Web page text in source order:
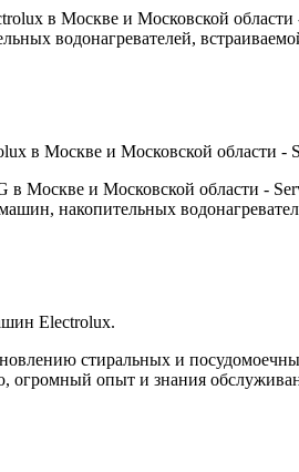
в Москве и Московской
водонагревателей,
в Москве и Московской области -
и Московской области -
накопительных
Electrolux.
стиральных и
опыт и знания